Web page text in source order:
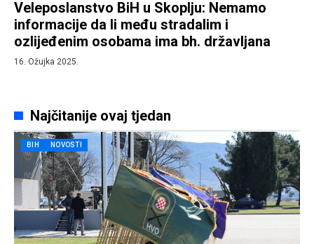
Veleposlanstvo BiH u Skoplju: Nemamo
informacije da li među stradalim i
ozlijeđenim osobama ima bh. državljana
16. Ožujka 2025.
Najčitanije ovaj tjedan
BIH NOVOSTI